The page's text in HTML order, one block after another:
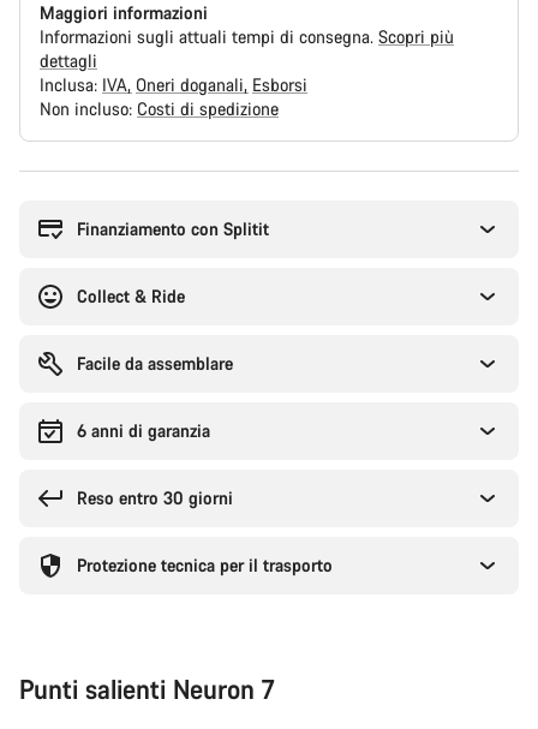
Maggiori informazioni
Informazioni sugli attuali tempi di consegna. Scopri più
dettagli
Inclusa: IVA Oneri doganali Esborsi
Non incluso: Costi di spedizione
l'acquistoFinanziamento con Splitit
Collect & Ride
Facile da assemblare
6 anni di garanzia
Reso entro 30 giorni
Protezione tecnica per il trasporto
Punti salienti Neuron 7